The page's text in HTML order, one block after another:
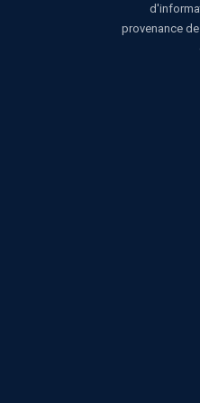
provenance